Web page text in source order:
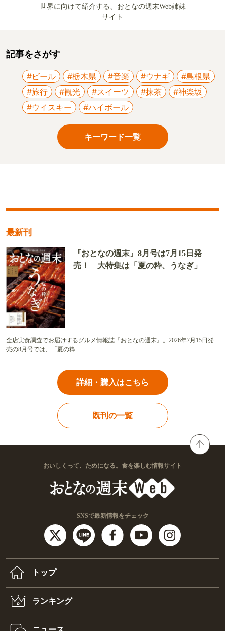
世界に向けて紹介する、おとなの週末Web姉妹
サイト
記事をさがす
#ビール #栃木県 #音楽 #ウナギ
#島根県
#旅行
#観光 #スイーツ #抹茶
#神楽坂
#ウイスキー
#ハイボール
キーワード一覧
最新刊
『おとなの週末』8月号は7月15日発
売！ 大特集は「夏の粋、うなぎ」
全店実食調査でお届けするグルメ情報誌『おとなの週末』。2026年7月15日発
売の8月号では、「夏の粋…
詳細・購入はこちら
既刊の一覧
おいしくって、ためになる。食を楽しむ情報サイト
SNSで最新情報をチェック
トップ
ランキング